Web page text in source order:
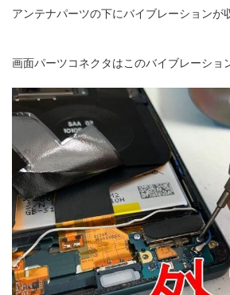
アンテナパーツの下にバイブレーションが
画面パーツコネクタはこのバイブレーショ